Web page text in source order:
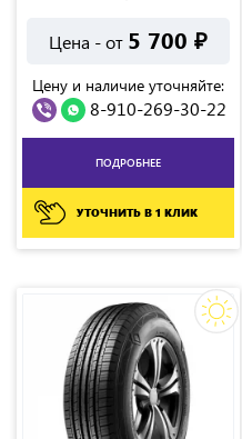
Цена - от 5 700 ₽
Цену и наличие уточняйте:
8-910-269-30-22
ПОДРОБНЕЕ
УТОЧНИТЬ В 1 КЛИК